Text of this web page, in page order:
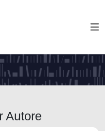
Autore